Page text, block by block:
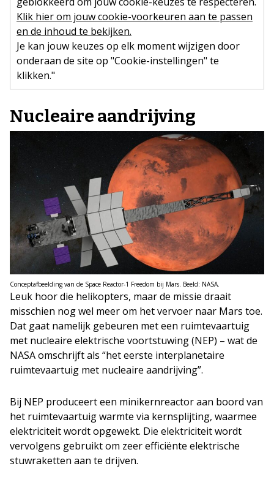
Klik hier om jouw cookie-voorkeuren aan te passen
en de inhoud te bekijken.
Je kan jouw keuzes op elk moment wijzigen door
onderaan de site op "Cookie-instellingen" te
klikken."
Nucleaire aandrijving
Conceptafbeelding van de Space Reactor‑1 Freedom bij Mars. Beeld: NASA.
Leuk hoor die helikopters, maar de missie draait
misschien nog wel meer om het vervoer naar Mars toe.
Dat gaat namelijk gebeuren met een ruimtevaartuig
met nucleaire elektrische voortstuwing (NEP) – wat de
NASA omschrijft als “het eerste interplanetaire
ruimtevaartuig met nucleaire aandrijving”.
Bij NEP produceert een minikernreactor aan boord van
het ruimtevaartuig warmte via kernsplijting, waarmee
elektriciteit wordt opgewekt. Die elektriciteit wordt
vervolgens gebruikt om zeer efficiënte elektrische
stuwraketten aan te drijven.